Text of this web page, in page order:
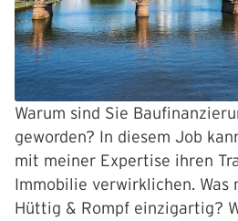
Warum sind Sie
geworden? In diesem Job
mit meiner Expertise ihren
Immobilie verwirklichen. Was
Hüttig & Rompf einzigartig?